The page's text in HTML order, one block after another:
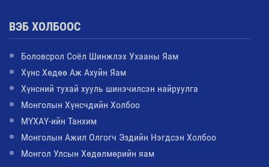
ВЭБ ХОЛБООС
Боловсрол Соёл Шинжлэх Ухааны Яам
Хүнс Хөдөө Аж Ахуйн Яам
Хүнсний тухай хууль шинэчилсэн найруулга
Монголын Хүнсчдийн Холбоо
МҮХАҮ-ийн Танхим
Монголын Ажил Олгогч Эздийн Нэгдсэн Холбоо
Монгол Улсын Хөдөлмөрийн яам